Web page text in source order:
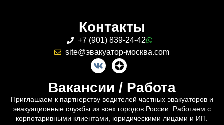
Контакты
+7 (901) 839-24-42
site@эвакуатор-москва.com
Вакансии / Работа
Приглашаем к партнерству водителей частных эвакуаторов и
эвакуационные службы из всех городов России. Работаем с
корпотаривными клиентами, юридическими лицами и ИП.